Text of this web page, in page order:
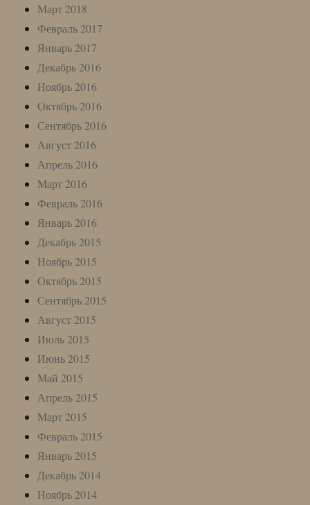
Март 2018
Февраль 2017
Январь 2017
Декабрь 2016
Ноябрь 2016
Октябрь 2016
Сентябрь 2016
Август 2016
Апрель 2016
Март 2016
Февраль 2016
Январь 2016
Декабрь 2015
Ноябрь 2015
Октябрь 2015
Сентябрь 2015
Август 2015
Июль 2015
Июнь 2015
Май 2015
Апрель 2015
Март 2015
Февраль 2015
Январь 2015
Декабрь 2014
Ноябрь 2014